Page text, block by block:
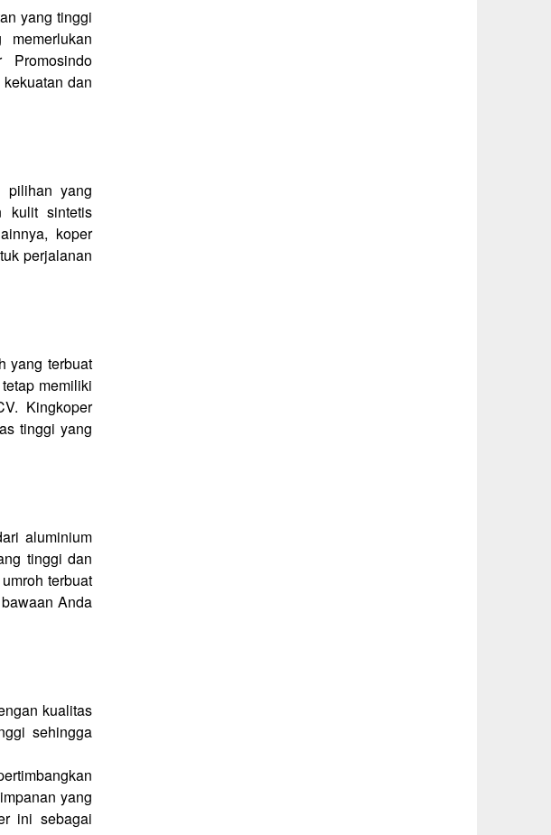
yang tinggi
dan
pilihan yang
kulit sintetis
koper
perjalanan
yang terbuat
memiliki
Kingkoper
tinggi yang
aluminium
tinggi dan
terbuat
Anda
kualitas
sehingga
yang
ini sebagai